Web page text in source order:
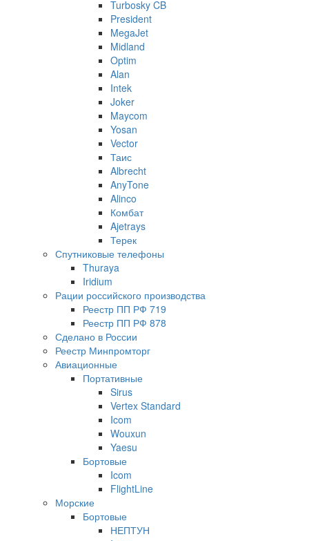
Turbosky CB
President
MegaJet
Midland
Optim
Alan
Intek
Joker
Maycom
Yosan
Vector
Таис
Albrecht
AnyTone
Alinco
Комбат
Ajetrays
Терек
Спутниковые телефоны
Thuraya
Iridium
Рации российского производства
Реестр ПП РФ 719
Реестр ПП РФ 878
Сделано в России
Реестр Минпромторг
Авиационные
Портативные
Sirus
Vertex Standard
Icom
Wouxun
Yaesu
Бортовые
Icom
FlightLine
Морские
Бортовые
НЕПТУН